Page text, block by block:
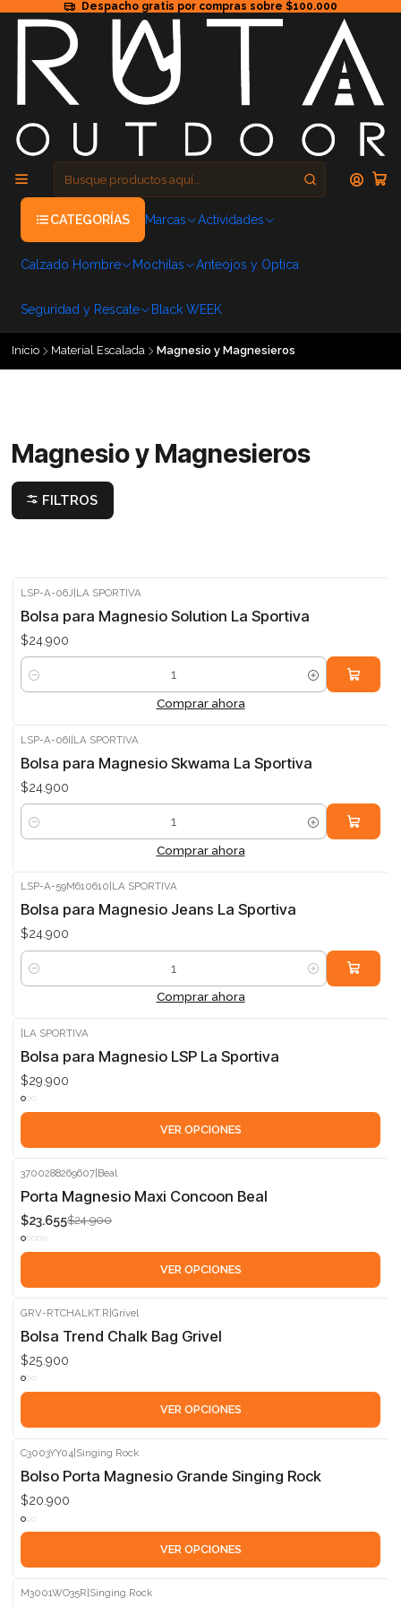
Despacho gratis por compras sobre $100.000
CATEGORÍAS Marcas Actividades
Calzado Hombre Mochilas Anteojos y Optica
Seguridad y Rescate Black WEEK
Inicio Material Escalada Magnesio y Magnesieros
Magnesio y Magnesieros
FILTROS
LSP-A-06J|LA SPORTIVA
Bolsa para Magnesio Solution La Sportiva
$24.900
Cantidad
Comprar ahora
LSP-A-06I|LA SPORTIVA
Bolsa para Magnesio Skwama La Sportiva
$24.900
Cantidad
Comprar ahora
LSP-A-59M610610 LA SPORTIVA
Bolsa para Magnesio Jeans La Sportiva
$24.900
Cantidad
Comprar ahora
LA SPORTIVA
Bolsa para Magnesio LSP La Sportiva
$29.900
VER OPCIONES
-5%
3700288269607 Beal
Porta Magnesio Maxi Concoon Beal
$23.655$24.900
VER OPCIONES
GRV-RTCHALKT.R |Grivel
Bolsa Trend Chalk Bag Grivel
$25.900
VER OPCIONES
C3003YY04 Singing Rock
Bolso Porta Magnesio Grande Singing Rock
$20.900
VER OPCIONES
M3001WO35R Singing Rock